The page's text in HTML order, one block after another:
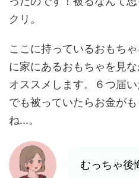
クリ。
ここに持っているおもち
に家にあるおもちゃを見
オススメします。６つ届
でも被っていたらお金が
ね...。
むっちゃ後